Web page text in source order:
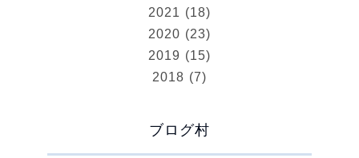
2021 (18)
2020 (23)
2019 (15)
2018 (7)
ブログ村